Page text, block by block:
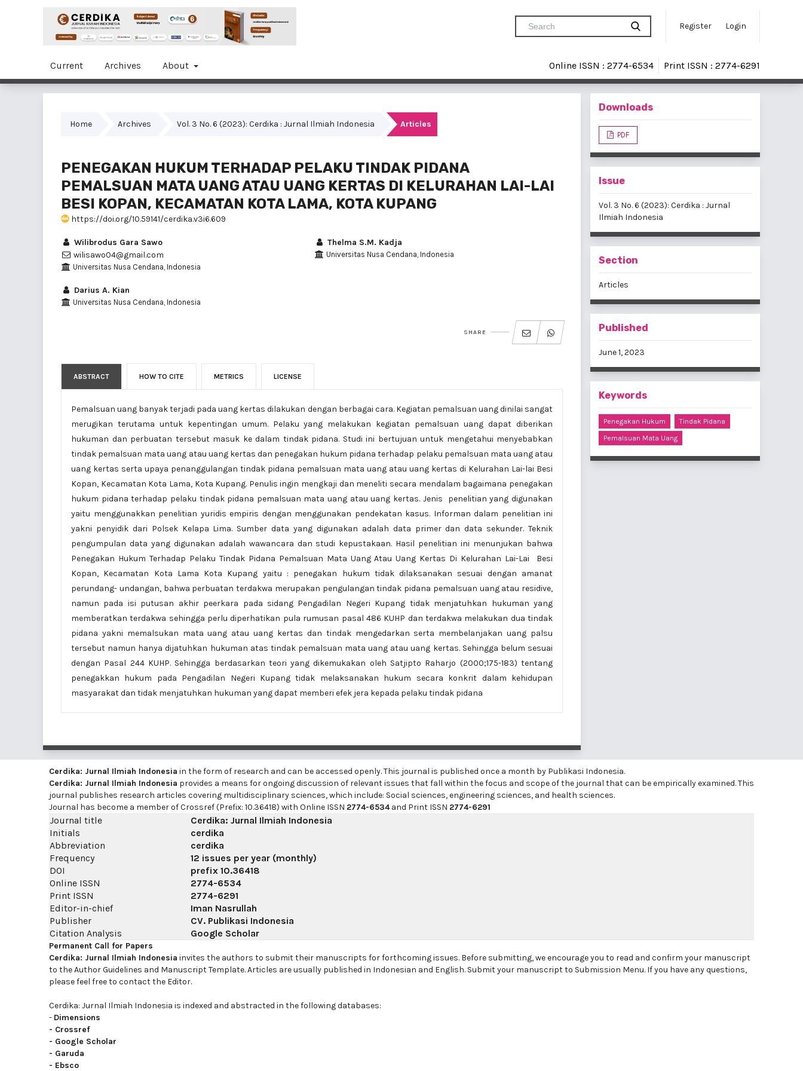
Register Login
Current Archives About Online ISSN : 2774-6534 Print ISSN : 2774-6291
Home Archives Vol. 3 No. 6 (2023): Cerdika : Jurnal Ilmiah Indonesia Articles
PENEGAKAN HUKUM TERHADAP PELAKU TINDAK PIDANA
PEMALSUAN MATA UANG ATAU UANG KERTAS DI KELURAHAN LAI-LAI
BESI KOPAN, KECAMATAN KOTA LAMA, KOTA KUPANG
https://doi.org/10.59141/cerdika.v3i6.609
Wilibrodus Gara Sawo
wilisawo04@gmail.com
Universitas Nusa Cendana, Indonesia
Thelma S.M. Kadja
Universitas Nusa Cendana, Indonesia
Darius A. Kian
Universitas Nusa Cendana, Indonesia
SHARE
ABSTRACT HOW TO CITE METRICS LICENSE
Pemalsuan uang banyak terjadi pada uang kertas dilakukan dengan berbagai cara. Kegiatan pemalsuan uang dinilai sangat
merugikan terutama untuk kepentingan umum. Pelaku yang melakukan kegiatan pemalsuan uang dapat diberikan
hukuman dan perbuatan tersebut masuk ke dalam tindak pidana. Studi ini bertujuan untuk mengetahui menyebabkan
tindak pemalsuan mata uang atau uang kertas dan penegakan hukum pidana terhadap pelaku pemalsuan mata uang atau
uang kertas serta upaya penanggulangan tindak pidana pemalsuan mata uang atau uang kertas di Kelurahan Lai-lai Besi
Kopan, Kecamatan Kota Lama, Kota Kupang. Penulis ingin mengkaji dan meneliti secara mendalam bagaimana penegakan
hukum pidana terhadap pelaku tindak pidana pemalsuan mata uang atau uang kertas. Jenis penelitian yang digunakan
yaitu menggunakkan penelitian yuridis empiris dengan menggunakan pendekatan kasus. Informan dalam penelitian ini
yakni penyidik dari Polsek Kelapa Lima. Sumber data yang digunakan adalah data primer dan data sekunder. Teknik
pengumpulan data yang digunakan adalah wawancara dan studi kepustakaan. Hasil penelitian ini menunjukan bahwa
Penegakan Hukum Terhadap Pelaku Tindak Pidana Pemalsuan Mata Uang Atau Uang Kertas Di Kelurahan Lai-Lai Besi
Kopan, Kecamatan Kota Lama Kota Kupang yaitu : penegakan hukum tidak dilaksanakan sesuai dengan amanat
perundang- undangan, bahwa perbuatan terdakwa merupakan pengulangan tindak pidana pemalsuan uang atau residive,
namun pada isi putusan akhir peerkara pada sidang Pengadilan Negeri Kupang tidak menjatuhkan hukuman yang
memberatkan terdakwa sehingga perlu diperhatikan pula rumusan pasal 486 KUHP dan terdakwa melakukan dua tindak
pidana yakni memalsukan mata uang atau uang kertas dan tindak mengedarkan serta membelanjakan uang palsu
tersebut namun hanya dijatuhkan hukuman atas tindak pemalsuan mata uang atau uang kertas. Sehingga belum sesuai
dengan Pasal 244 KUHP. Sehingga berdasarkan teori yang dikemukakan oleh Satjipto Raharjo (2000;175-183) tentang
penegakkan hukum pada Pengadilan Negeri Kupang tidak melaksanakan hukum secara konkrit dalam kehidupan
masyarakat dan tidak menjatuhkan hukuman yang dapat memberi efek jera kepada pelaku tindak pidana
Downloads
PDF
Issue
Vol. 3 No. 6 (2023): Cerdika : Jurnal
Ilmiah Indonesia
Section
Articles
Published
June 1, 2023
Keywords
Penegakan Hukum
Tindak Pidana
Pemalsuan Mata Uang
Cerdika: Jurnal Ilmiah Indonesia in the form of research and can be accessed openly. This journal is published once a month by Publikasi Indonesia.
Cerdika: Jurnal Ilmiah Indonesia provides a means for ongoing discussion of relevant issues that fall within the focus and scope of the journal that can be empirically examined. This
journal publishes research articles covering multidisciplinary sciences, which include: Social sciences, engineering sciences, and health sciences.
Journal has become a member of Crossref (Prefix: 10.36418) with Online ISSN 2774-6534and Print ISSN 2774-6291
Journal title
Cerdika: Jurnal Ilmiah Indonesia
Initials
cerdika
Abbreviation
cerdika
Frequency
12 issues per year (monthly)
DOI
prefix 10.36418
Online ISSN
2774-6534
Print ISSN
2774-6291
Editor-in-chief
Iman Nasrullah
Publisher
CV. Publikasi Indonesia
Citation Analysis
Google Scholar
Permanent Call for Papers
Cerdika: Jurnal Ilmiah Indonesia invites the authors to submit their manuscripts for forthcoming issues. Before submitting, we encourage you to read and confirm your manuscript
to the Author Guidelines and Manuscript Template. Articles are usually published in Indonesian and English. Submit your manuscript to Submission Menu. If you have any questions,
please feel free to contact the Editor.
Cerdika: Jurnal Ilmiah Indonesia is indexed and abstracted in the following databases:
- Dimensions
- Crossref
- Google Scholar
- Garuda
- Ebsco